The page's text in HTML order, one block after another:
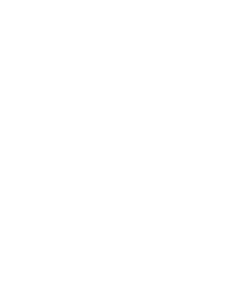
or with swipe gestures.